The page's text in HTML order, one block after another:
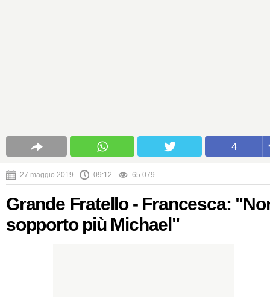
4
27 maggio 2019 09:12 65.079
Grande Fratello - Francesca:
sopporto più Michael"